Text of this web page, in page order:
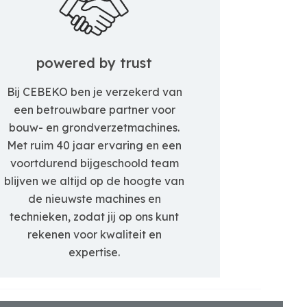
powered by trust
Bij CEBEKO ben je verzekerd van
een betrouwbare partner voor
bouw- en grondverzetmachines.
Met ruim 40 jaar ervaring en een
voortdurend bijgeschoold team
blijven we altijd op de hoogte van
de nieuwste machines en
technieken, zodat jij op ons kunt
rekenen voor kwaliteit en
expertise.